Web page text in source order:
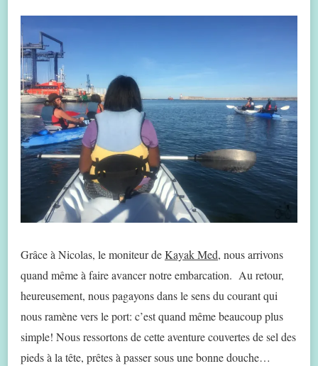
Grâce à Nicolas, le moniteur deKayak Med, nous arrivons
quand même à faire avancer notre embarcation. Au retour,
heureusement, nous pagayons dans le sens du courant qui
nous ramène vers le port: c’est quand même beaucoup plus
simple! Nous ressortons de cette aventure couvertes de sel des
pieds à la tête, prêtes à passer sous une bonne douche…